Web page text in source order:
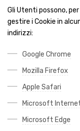
Gli Utenti possono,
gestire i Cookie in
indirizzi:
Google Chrome
Mozilla Firefox
Apple Safari
Microsoft
Microsoft Edge